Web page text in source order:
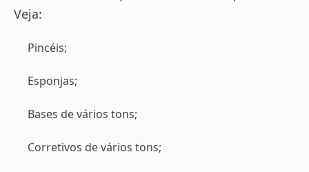
Veja:
Pincéis;
Esponjas;
Bases de vários tons;
Corretivos de vários tons;